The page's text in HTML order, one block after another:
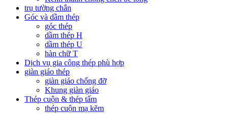
trụ tường chắn
Góc và dầm thép
góc thép
dầm thép H
dầm thép U
hàn chữ T
Dịch vụ gia công thép phù hợp
giàn giáo thép
giàn giáo chống đỡ
Khung giàn giáo
Thép cuộn & thép tấm
thép cuộn mạ kẽm